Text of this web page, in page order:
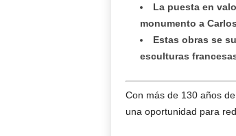
La puesta en
monumento a
Estas obras se
esculturas
Con más de 130 años
una oportunidad para